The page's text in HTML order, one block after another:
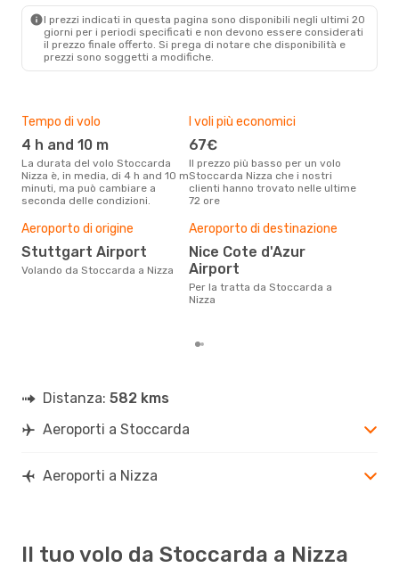
I prezzi indicati in questa pagina sono disponibili negli ultimi 20
giorni per i periodi specificati e non devono essere considerati
il ​​prezzo finale offerto. Si prega di notare che disponibilità e
prezzi sono soggetti a modifiche.
Tempo di volo
4 h and 10 m
La durata del volo Stoccarda
Nizza è, in media, di 4 h and 10 m
minuti, ma può cambiare a
seconda delle condizioni.
I voli più economici
67€
Il prezzo più basso per un volo
Stoccarda Nizza che i nostri
clienti hanno trovato nelle ultime
72 ore
Aeroporto di origine
Stuttgart Airport
Volando da Stoccarda a Nizza
Aeroporto di destinazione
Nice Cote d'Azur
Airport
Per la tratta da Stoccarda a
Nizza
Distanza: 582 kms
Aeroporti a Stoccarda
Aeroporti a Nizza
Il tuo volo da Stoccarda a Nizza